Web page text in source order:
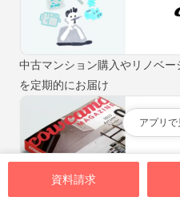
資料請求
アプリで
中古マンション購入やリノベ
を定期的にお届け
「街と暮らしの先輩マガジン